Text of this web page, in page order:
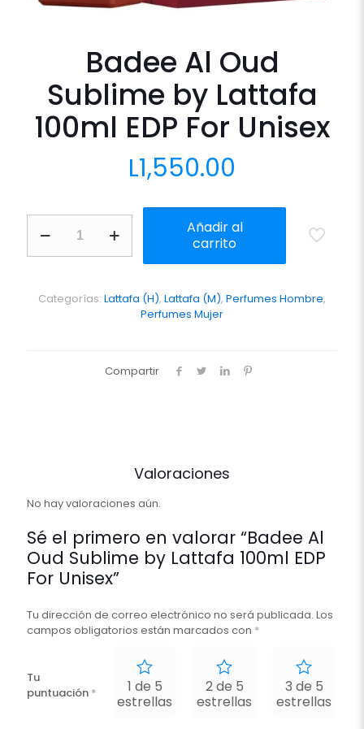
Badee Al Oud
Sublime by Lattafa
100ml EDP For Unisex
L1,550.00
Oud
Lattafa
Añadir al
carrito
Categorías: Lattafa (H), Lattafa (M), Perfumes Hombre,
Perfumes Mujer
Compartir
Valoraciones
No hay valoraciones aún.
Sé el primero en valorar “Badee Al
Oud Sublime by Lattafa 100ml EDP
For Unisex”
Tu dirección de correo electrónico no será publicada. Los
campos obligatorios están marcados con *
Tu
puntuación *
1 de 5
estrellas
2 de 5
estrellas
3 de 5
estrellas